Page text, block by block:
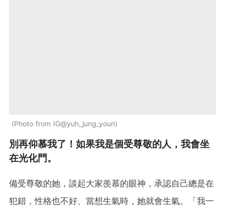
Photo from IG@yuh_jung_youn
別再仰慕我了！如果我是個受尊敬的人，我會坐
在光化門。
備受尊敬的她，談起大家羨慕的眼神，承認自己總是在
犯錯，性格也不好、當想生氣時，她就會生氣。「我一